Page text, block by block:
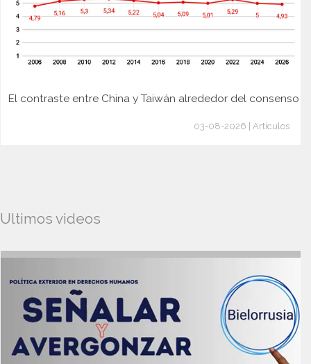
El contraste entre China y Taiwán alrededor del consenso
03-08-2026 | Artículos
Ultimos videos